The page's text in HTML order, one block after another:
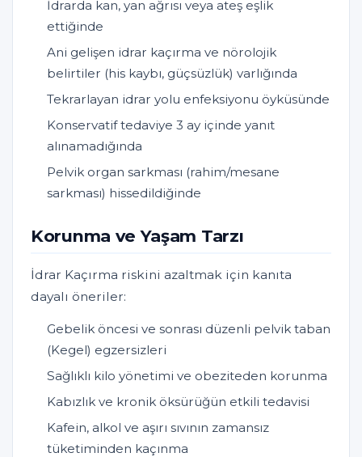
İdrarda kan, yan ağrısı veya ateş eşlik
ettiğinde
Ani gelişen idrar kaçırma ve nörolojik
belirtiler (his kaybı, güçsüzlük) varlığında
Tekrarlayan idrar yolu enfeksiyonu öyküsünde
Konservatif tedaviye 3 ay içinde yanıt
alınamadığında
Pelvik organ sarkması (rahim/mesane
sarkması) hissedildiğinde
Korunma ve Yaşam Tarzı
İdrar Kaçırma riskini azaltmak için kanıta
dayalı öneriler:
Gebelik öncesi ve sonrası düzenli pelvik taban
(Kegel) egzersizleri
Sağlıklı kilo yönetimi ve obeziteden korunma
Kabızlık ve kronik öksürüğün etkili tedavisi
Kafein, alkol ve aşırı sıvının zamansız
tüketiminden kaçınma